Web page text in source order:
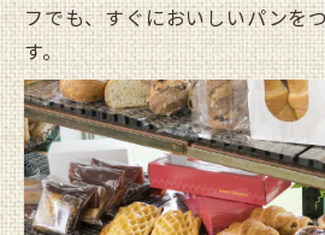
フでも、すぐにおいしいパンを
す。